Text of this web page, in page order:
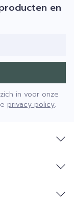
en
in voor onze
privacy policy.